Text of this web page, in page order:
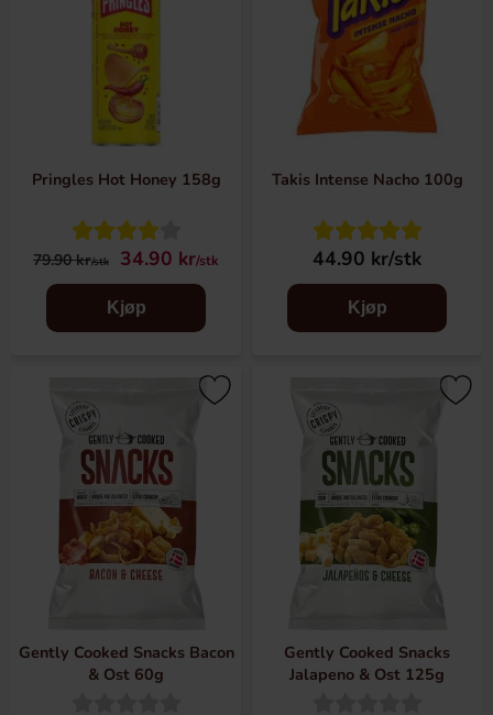
Pringles Hot Honey 158g
79.90 kr/stk 34.90 kr/stk
Kjøp
Takis Intense Nacho 100g
44.90 kr/stk
Kjøp
Gently Cooked Snacks Bacon
& Ost 60g
Gently Cooked Snacks
Jalapeno & Ost 125g